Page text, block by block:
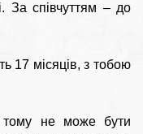
За співчуттям – до
17 місяців, з тобою
не може бути